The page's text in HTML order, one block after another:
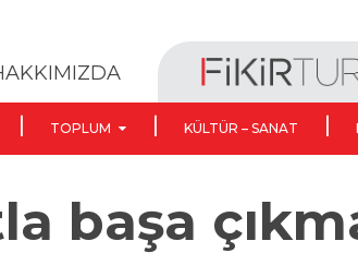
TOPLUM KÜLTÜR – SANAT
başa